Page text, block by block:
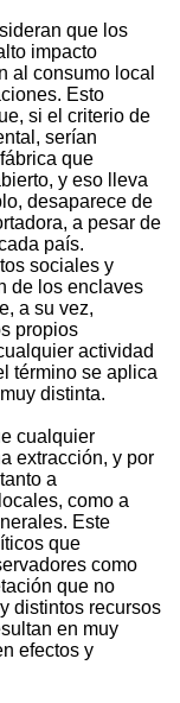
que los
impacto
al consumo local
Esto
si el criterio de
serían
que
y eso lleva
desaparece de
a pesar de
país.
sociales y
de los enclaves
a su vez,
propios
actividad
término se aplica
distinta.
cualquier
extracción, y por
a
como a
Este
que
como
que no
distintos recursos
en muy
efectos y